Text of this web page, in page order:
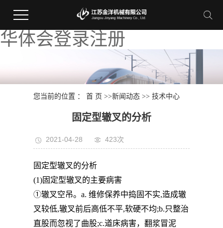
华体会登录注册
您当前的位置 ：首 页 >>新闻动态 >>技术中心
固定型辙叉的分析
2021-04-28 423次
固定型辙叉的分析
(1)固定型辙叉的主要病害
①辙叉空吊。a. 维修保养中捣固不实,造成辙
叉较低,辙叉前后高低不平,软硬不均;b.只整治
直股而忽视了曲股;c.道床病害，翻浆冒泥